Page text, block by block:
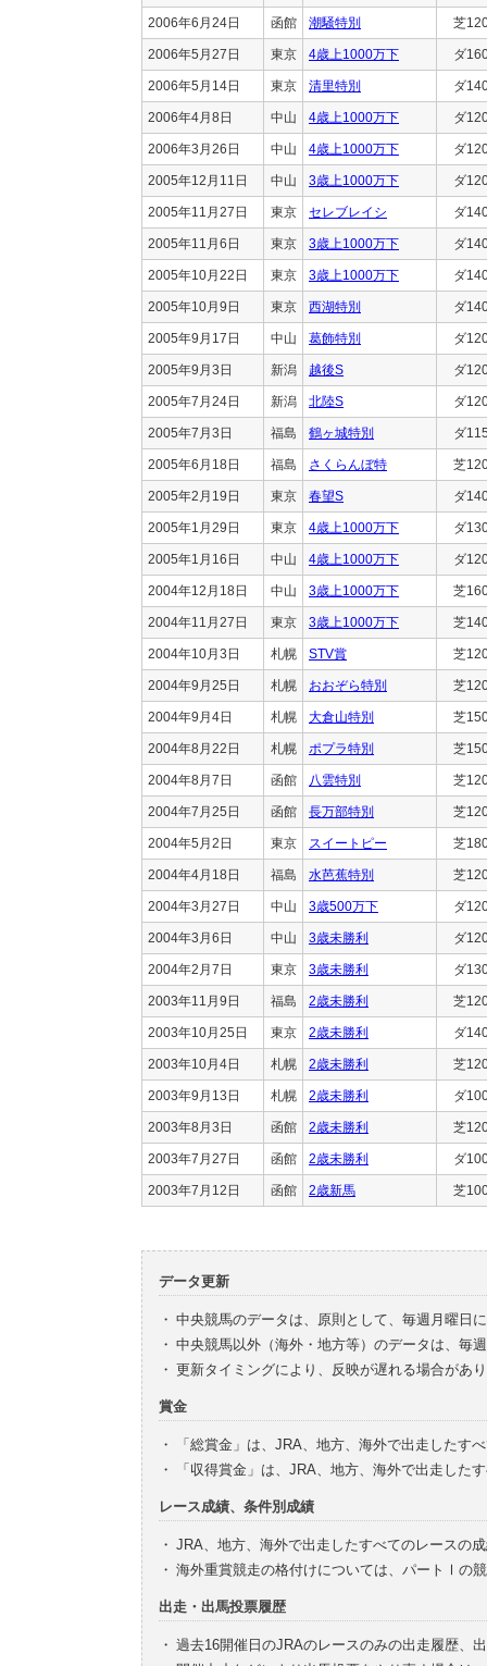
2006年6月24日 函館 潮騒特別 芝
2006年5月27日 東京 4歳上1000万下 ダ
2006年5月14日 東京 清里特別 ダ
2006年4月8日 中山 4歳上1000万下 ダ
2006年3月26日 中山 4歳上1000万下 ダ
2005年12月11日 中山 3歳上1000万下 ダ
2005年11月27日 東京 セレブレイシ ダ
2005年11月6日 東京 3歳上1000万下 ダ
2005年10月22日 東京 3歳上1000万下 ダ
2005年10月9日 東京 西湖特別 ダ
2005年9月17日 中山 葛飾特別 ダ
2005年9月3日 新潟 越後S ダ
2005年7月24日 新潟 北陸S ダ
2005年7月3日 福島 鶴ヶ城特別 ダ
2005年6月18日 福島 さくらんぼ特 芝
2005年2月19日 東京 春望S ダ
2005年1月29日 東京 4歳上1000万下 ダ
2005年1月16日 中山 4歳上1000万下 ダ
2004年12月18日 中山 3歳上1000万下 芝
2004年11月27日 東京 3歳上1000万下 芝
2004年10月3日 札幌 STV賞 芝
2004年9月25日 札幌 おおぞら特別 芝
2004年9月4日 札幌 大倉山特別 芝
2004年8月22日 札幌 ポプラ特別 芝
2004年8月7日 函館 八雲特別 芝
2004年7月25日 函館 長万部特別 芝
2004年5月2日 東京 スイートピー 芝
2004年4月18日 福島 水芭蕉特別 芝
2004年3月27日 中山 3歳500万下 ダ
2004年3月6日 中山 3歳未勝利 ダ
2004年2月7日 東京 3歳未勝利 ダ
2003年11月9日 福島 2歳未勝利 芝
2003年10月25日 東京 2歳未勝利 ダ
2003年10月4日 札幌 2歳未勝利 芝
2003年9月13日 札幌 2歳未勝利 ダ
2003年8月3日 函館 2歳未勝利 芝
2003年7月27日 函館 2歳未勝利 ダ
2003年7月12日 函館 2歳新馬 芝
データ更新
・ 中央競馬のデータは、原則として、毎週月曜日
・ 中央競馬以外（海外・地方等）のデータは、毎
・ 更新タイミングにより、反映が遅れる場合があ
賞金
・
「総賞金」は、JRA、地方、海外で出走したす
・
「収得賞金」は、JRA、地方、海外で出走した
レース成績、条件別成績
・ JRA、地方、海外で出走したすべてのレースの
・ 海外重賞競走の格付けについては、パートⅠの
出走・出馬投票履歴
・ 過去16開催日のJRAのレースのみの出走履歴、